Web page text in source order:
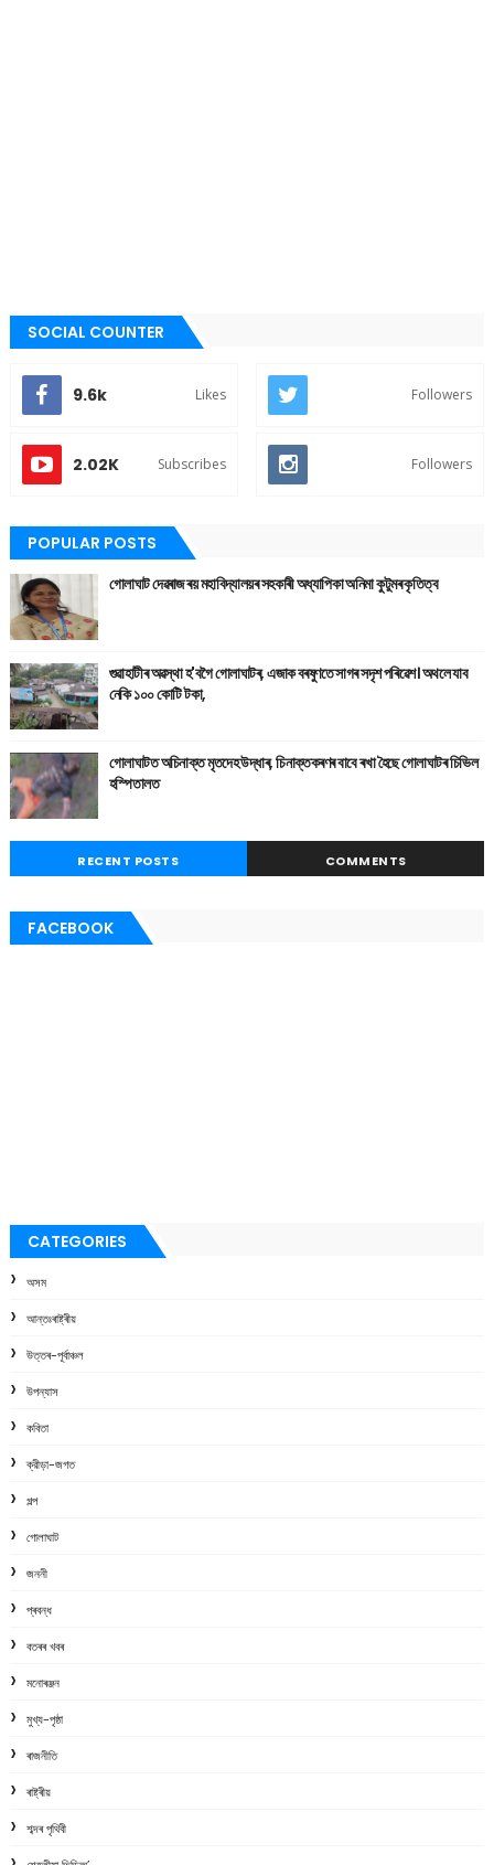
SOCIAL COUNTER
9.6k Likes Followers
2.02K Subscribes Followers
POPULAR POSTS
গোলাঘাট দেৱৰাজ ৰয় মহাবিদ্যালয়ৰ সহকাৰী অধ্যাপিকা অনিমা কুটুমৰ কৃতিত্ব
গুৱাহাটীৰ অৱস্থা হ'বগৈ গোলাঘাটৰ, এজাক বৰষুণতে সাগৰ সদৃশ পৰিৱেশ। অথলে যাব
নেকি ১০০ কোটি টকা,
গোলাঘাটত অচিনাক্ত মৃতদেহ উদ্ধাৰ, চিনাক্তকৰণৰ বাবে ৰখা হৈছে গোলাঘাটৰ চিভিল
হস্পিতালত
RECENT POSTS COMMENTS
FACEBOOK
CATEGORIES
অসম
আন্তঃৰাষ্ট্ৰীয়
উত্তৰ-পূৰ্বাঞ্চল
উপন্যাস
কবিতা
ক্রীড়া-জগত
গল্প
গোলাঘাট
জননী
প্ৰবন্ধ
বতৰৰ খবৰ
মনোৰঞ্জন
মুখ্য-পৃষ্ঠা
ৰাজনীতি
ৰাষ্ট্ৰীয়
শব্দৰ পৃথিবী